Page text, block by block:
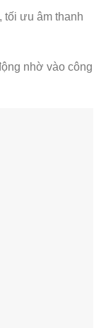
tối ưu âm thanh
nhờ vào công